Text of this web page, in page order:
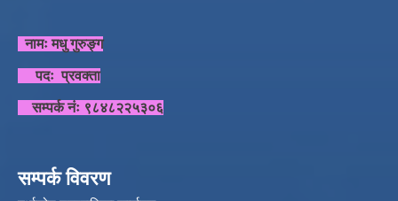
नामः मधु गुरुङ्ग
पदः प्रवक्ता
सम्पर्क नंः ९८४८२२५३०६
सम्पर्क विवरण